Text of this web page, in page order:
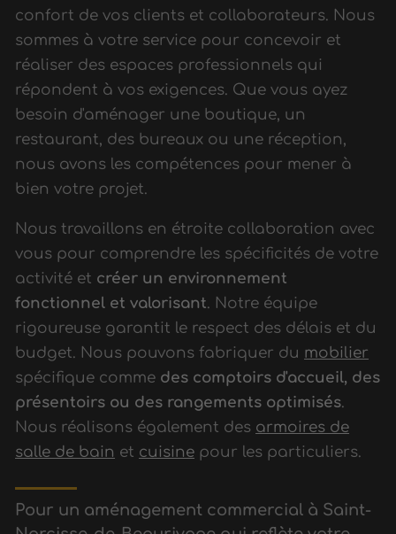
confort de vos clients et collaborateurs. Nous
sommes à votre service pour concevoir et
réaliser des espaces professionnels qui
répondent à vos exigences. Que vous ayez
besoin d'aménager une boutique, un
restaurant, des bureaux ou une réception,
nous avons les compétences pour mener à
bien votre projet.
Nous travaillons en étroite collaboration avec
vous pour comprendre les spécificités de votre
activité et créer un environnement
fonctionnel et valorisant. Notre équipe
rigoureuse garantit le respect des délais et du
budget. Nous pouvons fabriquer du mobilier
spécifique comme des comptoirs d'accueil, des
présentoirs ou des rangements optimisés.
Nous réalisons également des armoires de
salle de bain et cuisine pour les particuliers.
Pour un aménagement commercial à Saint-